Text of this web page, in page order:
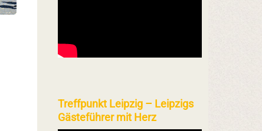
Treffpunkt Leipzig – Leipzigs
Gästeführer mit Herz